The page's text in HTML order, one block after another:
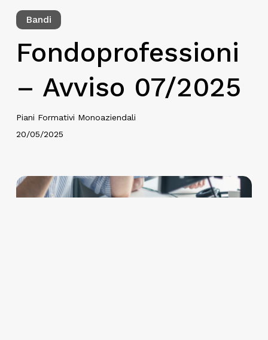
Bandi
Fondoprofessioni
– Avviso 07/2025
Piani Formativi Monoaziendali
20/05/2025